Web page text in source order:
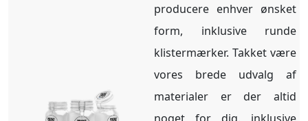
producere enhver ønsket
form, inklusive runde
klistermærker. Takket være
vores brede udvalg af
materialer er der altid